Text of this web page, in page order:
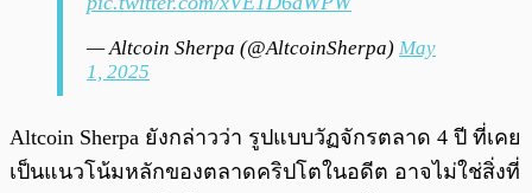
— Altcoin Sherpa (@AltcoinSherpa) May
1, 2025
Altcoin Sherpa ยังกล่าวว่า รูปแบบวัฏจักรตลาด 4 ปี ที่เคย
เป็นแนวโน้มหลักของตลาดคริปโตในอดีต อาจไม่ใช่สิ่งที่